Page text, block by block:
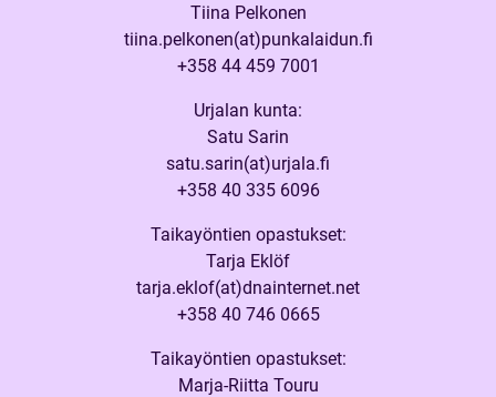
Tiina Pelkonen
tiina.pelkonen(at)punkalaidun.fi
+358 44 459 7001
Urjalan kunta:
Satu Sarin
satu.sarin(at)urjala.fi
+358 40 335 6096
Taikayöntien opastukset:
Tarja Eklöf
tarja.eklof(at)dnainternet.net
+358 40 746 0665
Taikayöntien opastukset:
Marja-Riitta Touru